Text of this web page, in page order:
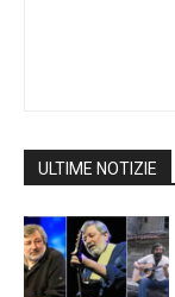
ULTIME NOTIZIE